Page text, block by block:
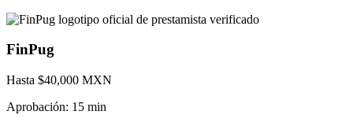
FinPug
Hasta $40,000 MXN
Aprobación: 15 min